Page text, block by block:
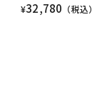
¥32,780 （税込）